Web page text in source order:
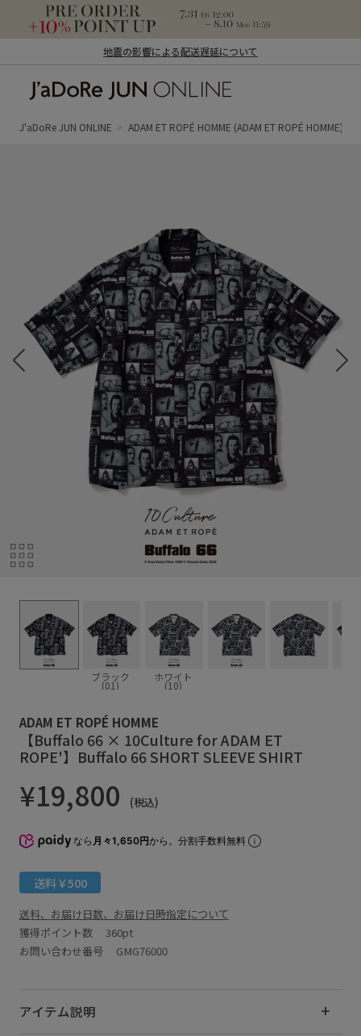
地震の影響による配送遅延について
ン オンライン）
J'aDoRe JUN ONLINE ADAM ET ROPÉ HOMME (ADAM ET ROPÉ HOMME)
ブラック
(01)
ホワイト
(10)
ADAM ET ROPÉ HOMME
【Buffalo 66 × 10Culture for ADAM ET
ROPE'】Buffalo 66 SHORT SLEEVE SHIRT
¥19,800 (税込)
なら 月々1,650円から。分割手数料無料
送料￥500
送料、お届け日数、お届け日時指定について
獲得ポイント数 360pt
お問い合わせ番号 GMG76000
アイテム説明